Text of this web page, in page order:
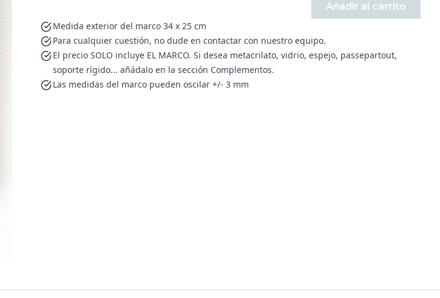
Añadir al carrito
Medida exterior del marco 34 x 25 cm
Para cualquier cuestión, no dude en contactar con nuestro equipo.
El precio SOLO incluye EL MARCO. Si desea metacrilato, vidrio, espejo, passepartout,
soporte rígido... añádalo en la sección Complementos.
Las medidas del marco pueden oscilar +/- 3 mm